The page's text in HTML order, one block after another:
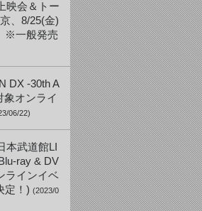
映会＆トー
、8/25(金)
※一般発売
DX -30th A
象オンライ
06/22)
本武道館LI
ray & DV
ラインイベ
定！) (2023/0